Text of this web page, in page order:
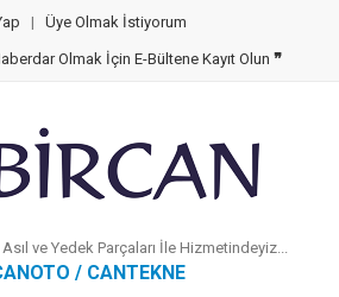
| Üye Olmak İstiyorum
Olmak İçin E-Bültene Kayıt Olun ❞
ve Yedek Parçaları İle Hizmetindeyiz...
/ CANTEKNE